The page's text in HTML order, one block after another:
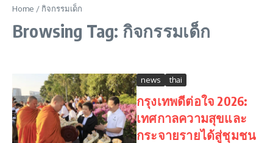
Home / กิจกรรมเด็ก
Browsing Tag: กิจกรรมเด็ก
news thai
กรุงเทพดีต่อใจ 2026:
เทศกาลความสุขและ
กระจายรายได้สู่ชุมชน